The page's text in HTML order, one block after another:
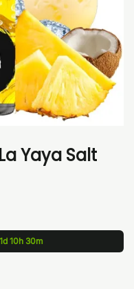
Yaya Salt
1d 10h 30m